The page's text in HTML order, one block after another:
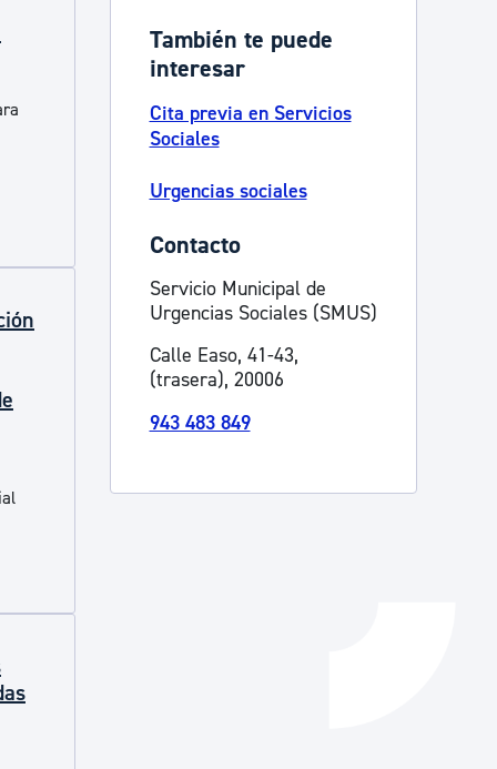
Catálogo de trámites
Ayuda a la tramitación
También te puede
interesar
Cita previa en Servicios
Sociales
Urgencias sociales
Contacto
Servicio Municipal de
Urgencias Sociales (SMUS)
Calle Easo, 41-43,
(trasera), 20006
943 483 849